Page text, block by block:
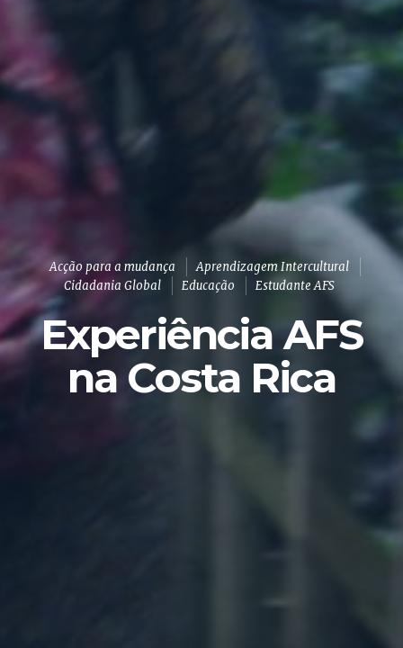
Acção para a mudança
Aprendizagem Intercultural
Cidadania Global
Educação Estudante AFS
Experiência AFS
na Costa Rica